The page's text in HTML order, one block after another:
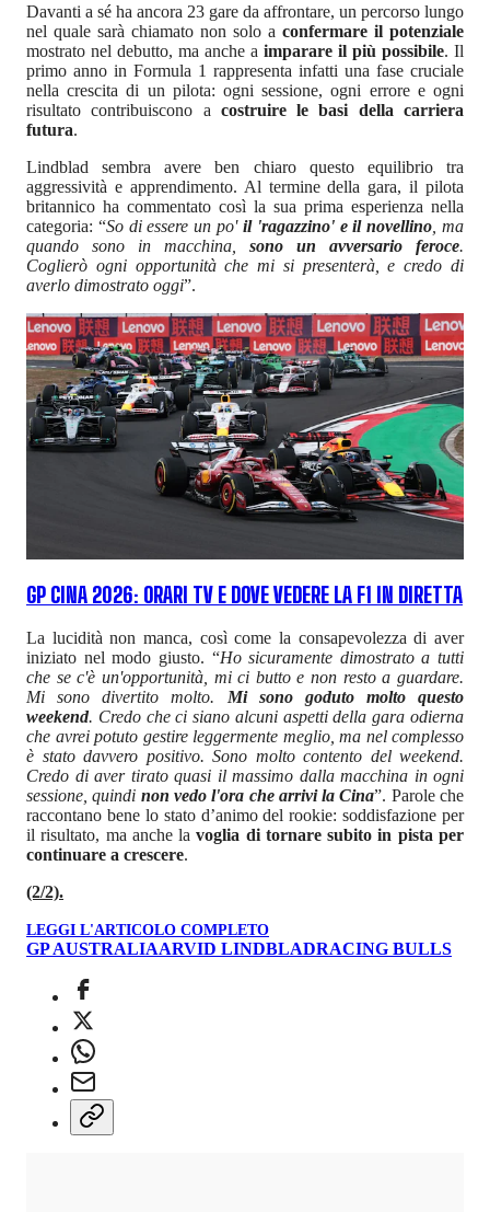
Davanti a sé ha ancora 23 gare da affrontare, un percorso lungo
nel quale sarà chiamato non solo a confermare il potenziale
mostrato nel debutto, ma anche a imparare il più possibile. Il
primo anno in Formula 1 rappresenta infatti una fase cruciale
nella crescita di un pilota: ogni sessione, ogni errore e ogni
risultato contribuiscono a costruire le basi della carriera
futura.
Lindblad sembra avere ben chiaro questo equilibrio tra
aggressività e apprendimento. Al termine della gara, il pilota
britannico ha commentato così la sua prima esperienza nella
categoria: “So di essere un po' il 'ragazzino' e il novellino , ma
quando sono in macchina,
sono un avversario feroce.
Coglierò ogni opportunità che mi si presenterà, e credo di
averlo dimostrato oggi”.
GP CINA 2026: ORARI TV E DOVE VEDERE LA F1 IN DIRETTA
La lucidità non manca, così come la consapevolezza di aver
iniziato nel modo giusto. “Ho sicuramente dimostrato a tutti
che se c'è un'opportunità, mi ci butto e non resto a guardare.
Mi sono divertito molto. Mi sono goduto molto questo
weekend. Credo che ci siano alcuni aspetti della gara odierna
che avrei potuto gestire leggermente meglio, ma nel complesso
è stato davvero positivo. Sono molto contento del weekend.
Credo di aver tirato quasi il massimo dalla macchina in ogni
sessione, quindi non vedo l'ora che arrivi la Cina”. Parole che
raccontano bene lo stato d’animo del rookie: soddisfazione per
il risultato, ma anche lavoglia di tornare subito in pista per
continuare a crescere.
(2/2).
LEGGI L'ARTICOLO COMPLETO
GP AUSTRALIAARVID LINDBLADRACING BULLS